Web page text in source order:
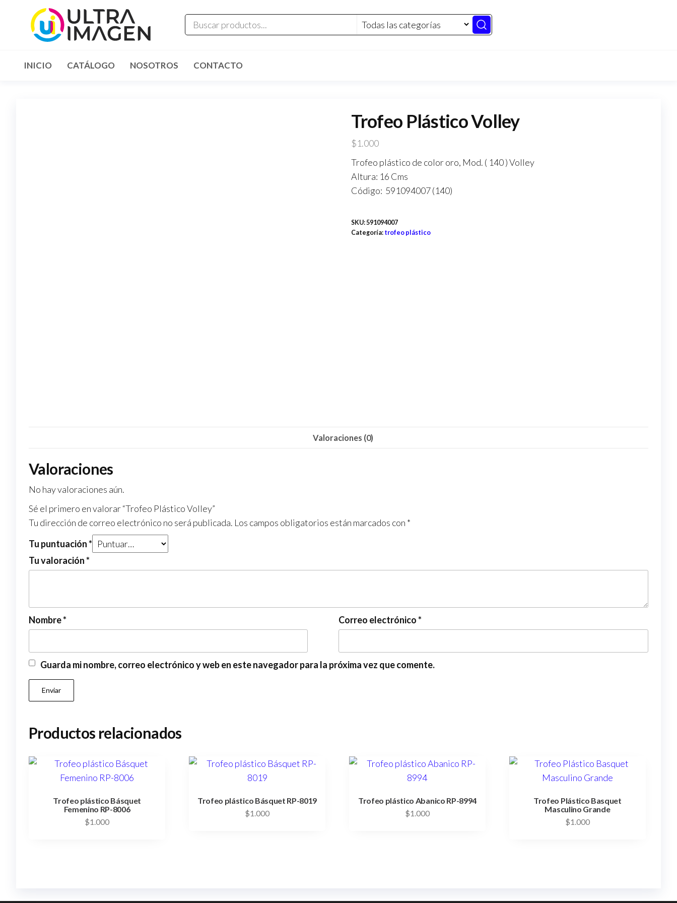
INICIO CATÁLOGO NOSOTROS CONTACTO
Trofeo Plástico Volley
$1.000
Trofeo plástico de color oro, Mod. ( 140 ) Volley
Altura: 16 Cms
Código: 591094007 (140)
SKU:591094007
Categoría: trofeo plástico
Valoraciones (0)
Valoraciones
No hay valoraciones aún.
Sé el primero en valorar “Trofeo Plástico Volley”
Tu dirección de correo electrónico no será publicada. Los campos obligatorios están marcados con *
Tu puntuación*
Tu valoración*
Nombre* Correo electrónico*
Guarda mi nombre, correo electrónico y web en este navegador para la próxima vez que comente.
Productos relacionados
Trofeo plástico Básquet
Femenino RP-8006
$1.000
Trofeo plástico Básquet RP-8019
$1.000
Trofeo plástico Abanico RP-8994
$1.000
Trofeo Plástico Basquet
Masculino Grande
$1.000